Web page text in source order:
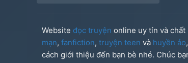
Website đọc truyện online uy tín và
mạn, fanfiction, truyện teen và huyền ảo
cách giới thiệu đến bạn bè nhé. Chúc